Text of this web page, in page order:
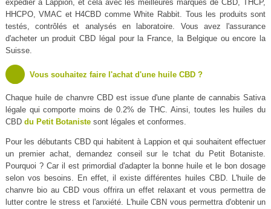
expédier à Lappion, et cela avec les meilleures marques de CBD, THCP,
HHCPO, VMAC et H4CBD comme White Rabbit. Tous les produits sont
testés, contrôlés et analysés en laboratoire. Vous avez l'assurance
d'acheter un produit CBD légal pour la France, la Belgique ou encore la
Suisse.
Vous souhaitez faire l'achat d'une huile CBD ?
Chaque huile de chanvre CBD est issue d'une plante de cannabis Sativa
légale qui comporte moins de 0.2% de THC. Ainsi, toutes les huiles du
CBD du Petit Botanistesont légales et conformes.
Pour les débutants CBD qui habitent à Lappion et qui souhaitent effectuer
un premier achat, demandez conseil sur le tchat du Petit Botaniste.
Pourquoi ? Car il est primordial d'adapter la bonne huile et le bon dosage
selon vos besoins. En effet, il existe différentes huiles CBD. L'huile de
chanvre bio au CBD vous offrira un effet relaxant et vous permettra de
lutter contre le stress et l'anxiété. L'huile CBN vous permettra d'obtenir un